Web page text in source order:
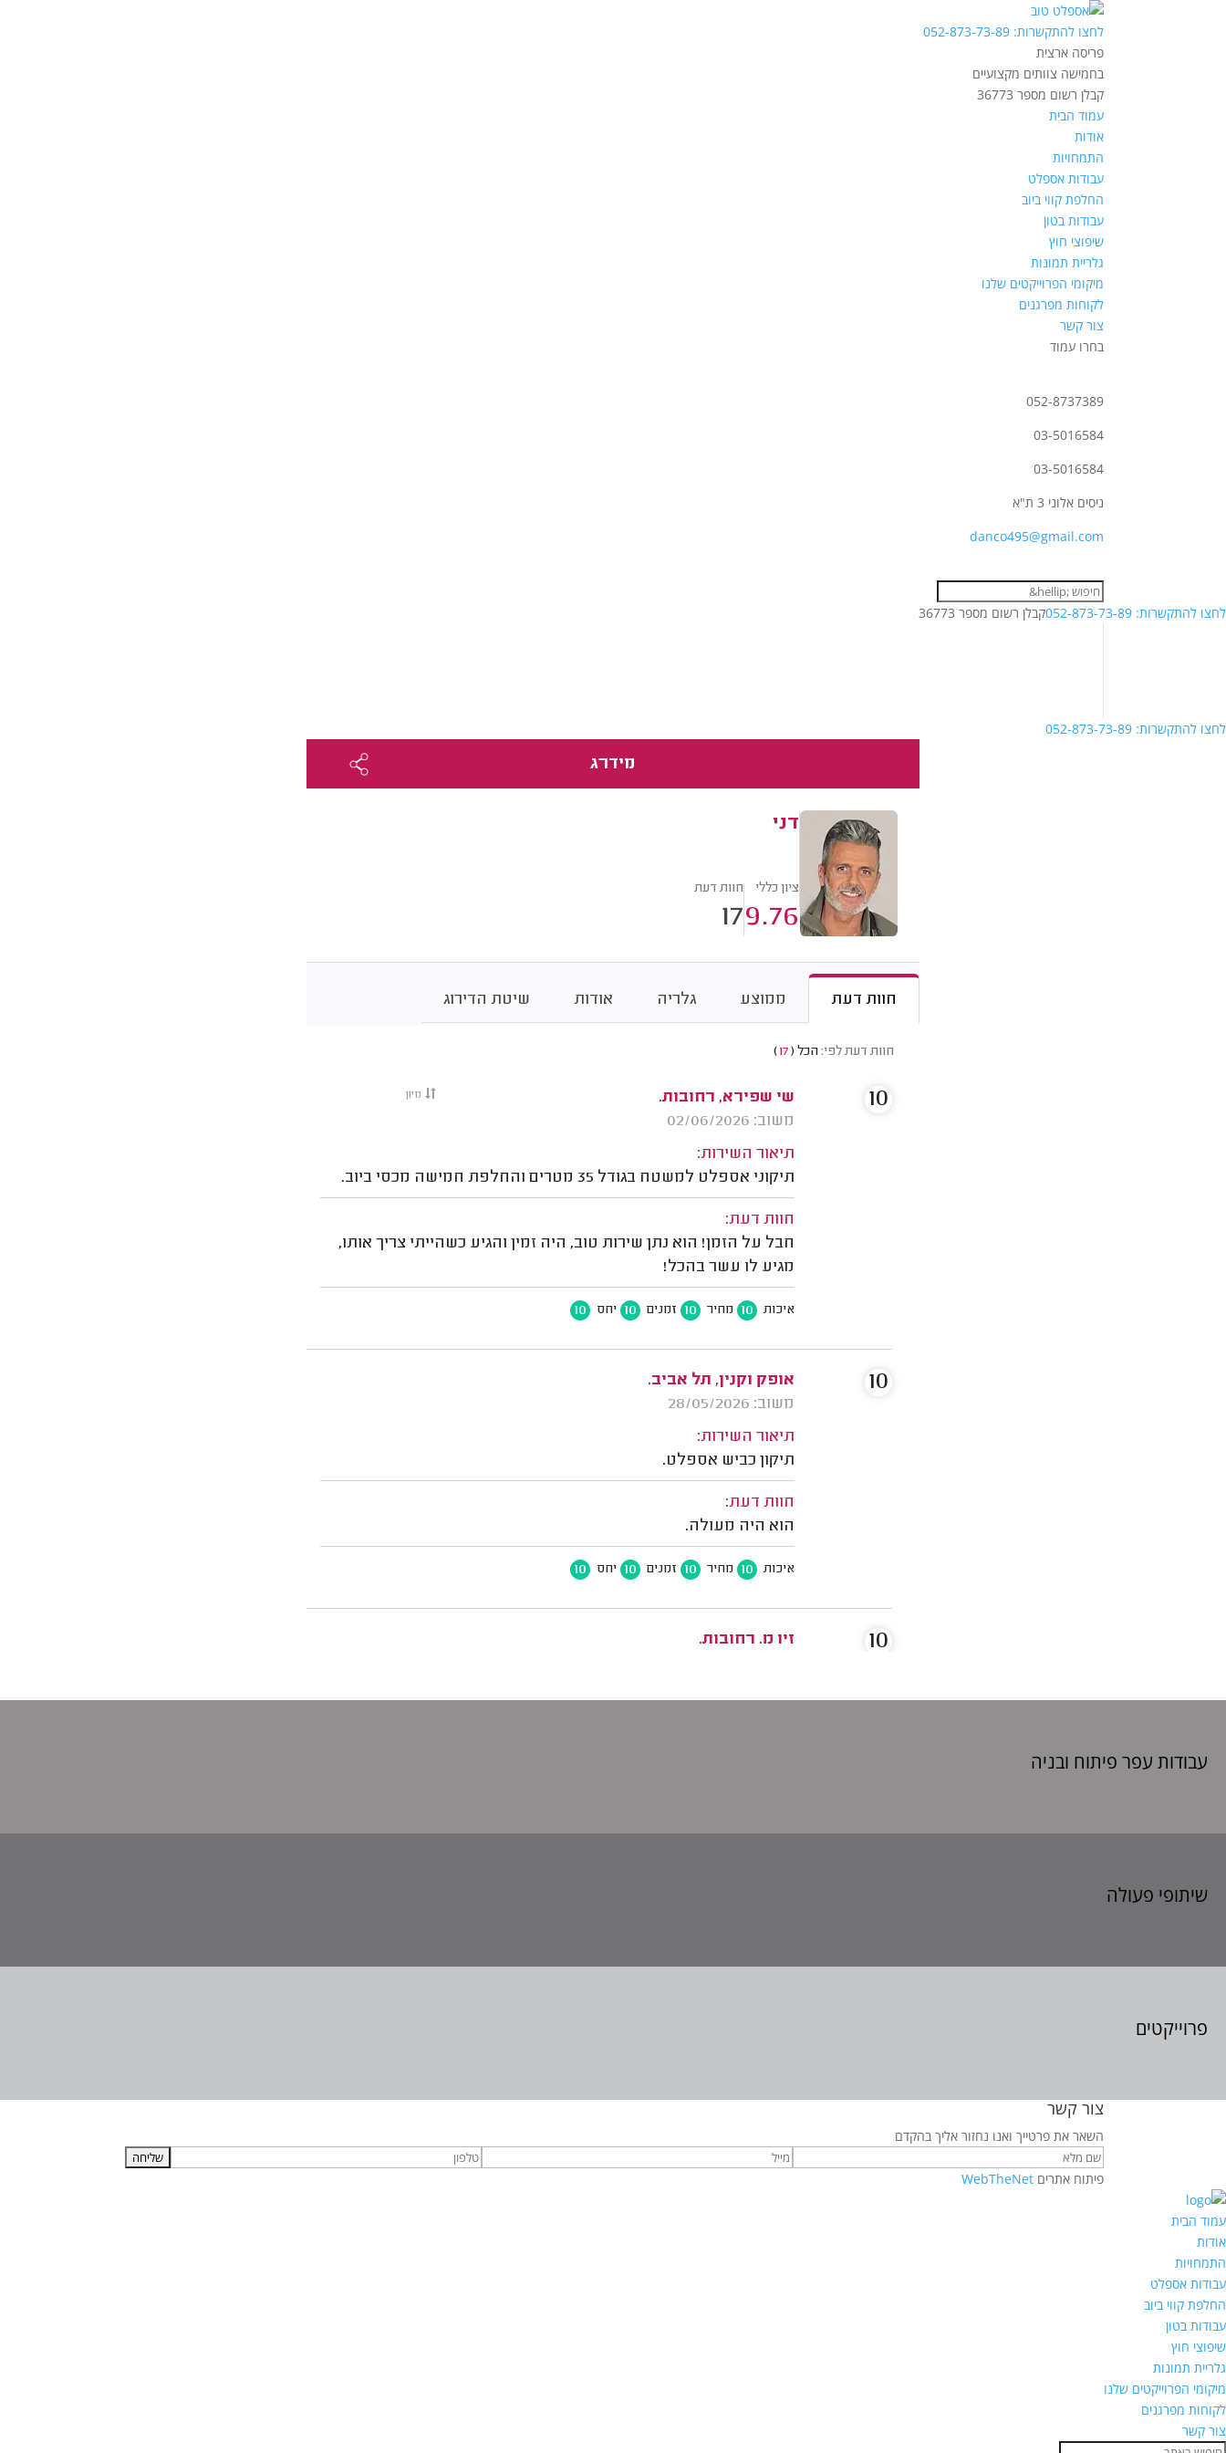
לחצו להתקשרות: 052-873-73-89
פריסה ארצית
בחמישה צוותים מקצועיים
קבלן רשום מספר 36773
עמוד הבית
אודות
התמחויות
עבודות אספלט
החלפת קווי ביוב
עבודות בטון
שיפוצי חוץ
גלריית תמונות
מיקומי הפרוייקטים שלנו
לקוחות מפרגנים
צור קשר
בחרו עמוד
052-8737389
03-5016584
03-5016584
ניסים אלוני 3 ת"א
danco495@gmail.com
לחצו להתקשרות: 052-873-73-89 קבלן רשום מספר 36773
לחצו להתקשרות: 052-873-73-89
עבודות עפר פיתוח ובניה
שיתופי פעולה
פרוייקטים
צור קשר
השאר את פרטייך ואנו נחזור אליך בהקדם
פיתוח אתריםWebTheNet
עמוד הבית
אודות
התמחויות
עבודות אספלט
החלפת קווי ביוב
עבודות בטון
שיפוצי חוץ
גלריית תמונות
מיקומי הפרוייקטים שלנו
לקוחות מפרגנים
צור קשר